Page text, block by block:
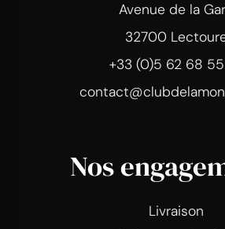
Avenue de la
32700
+33 (0)5 62 68
Nos
Livraison